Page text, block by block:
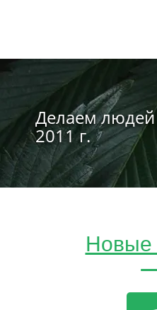
Делаем людей
2011 г.
Новые